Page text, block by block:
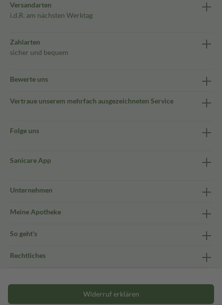
Versandarten
i.d.R. am nächsten Werktag
Zahlarten
sicher und bequem
Bewerte uns
Vertraue unserem mehrfach ausgezeichneten Service
Folge uns
Sanicare App
Unternehmen
Meine Apotheke
So geht's
Rechtliches
Widerruf erklären